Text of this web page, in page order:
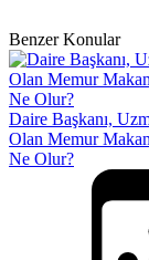
Benzer Konular
Daire Başkanı,
Olan Memur
Ne Olur?